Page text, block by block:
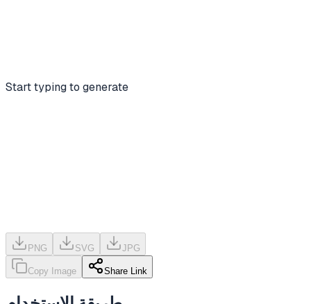
Start typing to generate
PNG SVG JPG
Copy Image Share Link